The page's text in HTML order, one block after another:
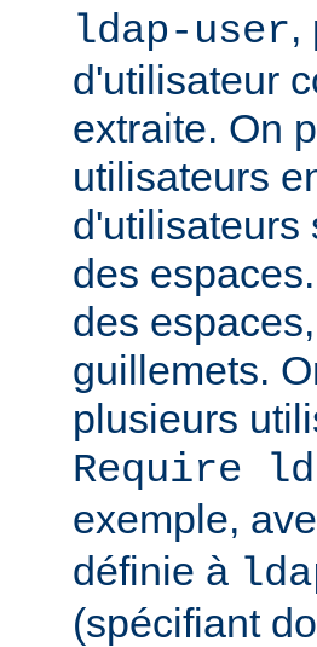
ldap-user,
d'utilisateur
extraite. On
utilisateurs
d'utilisateurs
des
des
guillemets.
plusieurs
Require
exemple,
définie à
(spécifiant